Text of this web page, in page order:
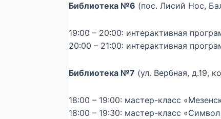
Библиотека №6 (пос. Лисий Нос,
19:00 – 20:00: интерактивная
20:00 – 21:00: интерактивная
Библиотека №7 (ул. Вербная, д.19,
18:00 – 19:00: мастер-класс
18:00 – 19:30: мастер-класс